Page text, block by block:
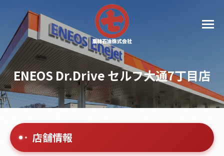
ENEOS Dr.Drive セルフ大通7丁目店
店舗情報